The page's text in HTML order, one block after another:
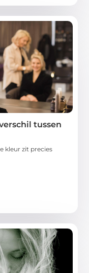
tussen
kleur zit precies